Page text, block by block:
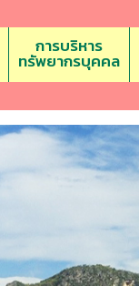
การบริหาร
ทรัพยากรบุคคล